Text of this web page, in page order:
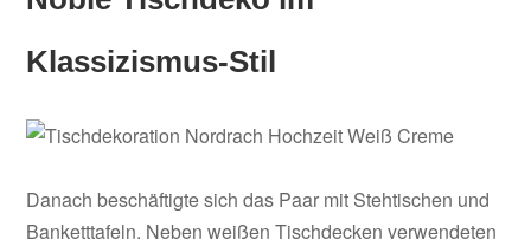
Klassizismus-Stil
Danach beschäftigte sich das Paar mit Stehtischen und
Banketttafeln. Neben weißen Tischdecken verwendeten